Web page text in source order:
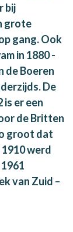
bij
grote
gang. Ook
in 1880 -
de Boeren
De
is er een
de Britten
groot dat
werd
van Zuid –